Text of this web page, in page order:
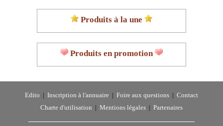
Produits à la une
Produits en promotion
Edito Inscription à l'annuaire Foire aux questions
Contact
Charte d'utilisation
Mentions légales Partenaires